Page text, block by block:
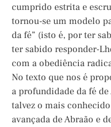
cumprido estrita e
tornou-se um modelo
da fé” (isto é, por ter
ter sabido responder-
com a obediência
No texto que nos é
a profundidade da fé
talvez o mais
avançada de Abraão e